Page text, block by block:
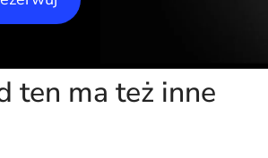
ten ma też inne